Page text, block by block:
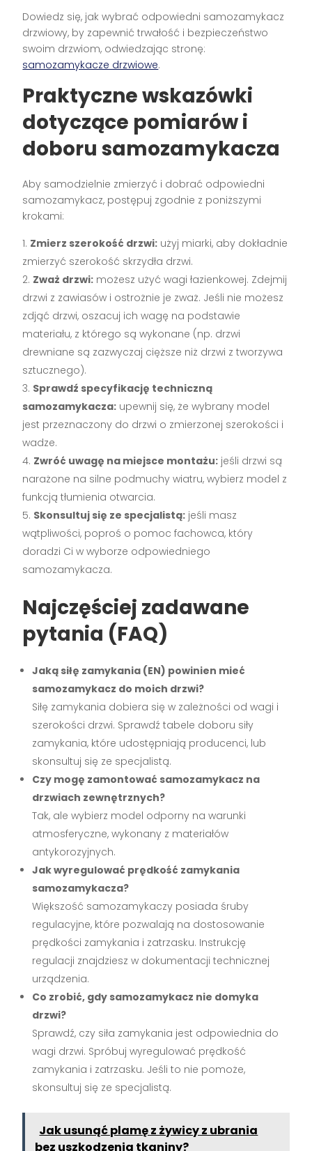
Dowiedz się, jak wybrać odpowiedni samozamykacz
drzwiowy, by zapewnić trwałość i bezpieczeństwo
swoim drzwiom, odwiedzając stronę:
samozamykacze drzwiowe.
Praktyczne wskazówki
dotyczące pomiarów i
doboru samozamykacza
Aby samodzielnie zmierzyć i dobrać odpowiedni
samozamykacz, postępuj zgodnie z poniższymi
krokami:
Zmierz szerokość drzwi: użyj miarki, aby dokładnie
zmierzyć szerokość skrzydła drzwi.
Zważ drzwi: możesz użyć wagi łazienkowej. Zdejmij
drzwi z zawiasów i ostrożnie je zważ. Jeśli nie możesz
zdjąć drzwi, oszacuj ich wagę na podstawie
materiału, z którego są wykonane (np. drzwi
drewniane są zazwyczaj cięższe niż drzwi z tworzywa
sztucznego).
Sprawdź specyfikację techniczną
samozamykacza: upewnij się, że wybrany model
jest przeznaczony do drzwi o zmierzonej szerokości i
wadze.
Zwróć uwagę na miejsce montażu: jeśli drzwi są
narażone na silne podmuchy wiatru, wybierz model z
funkcją tłumienia otwarcia.
Skonsultuj się ze specjalistą: jeśli masz
wątpliwości, poproś o pomoc fachowca, który
doradzi Ci w wyborze odpowiedniego
samozamykacza.
Najczęściej zadawane
pytania (FAQ)
Jaką siłę zamykania (EN) powinien mieć
samozamykacz do moich drzwi?
Siłę zamykania dobiera się w zależności od wagi i
szerokości drzwi. Sprawdź tabele doboru siły
zamykania, które udostępniają producenci, lub
skonsultuj się ze specjalistą.
Czy mogę zamontować samozamykacz na
drzwiach zewnętrznych?
Tak, ale wybierz model odporny na warunki
atmosferyczne, wykonany z materiałów
antykorozyjnych.
Jak wyregulować prędkość zamykania
samozamykacza?
Większość samozamykaczy posiada śruby
regulacyjne, które pozwalają na dostosowanie
prędkości zamykania i zatrzasku. Instrukcję
regulacji znajdziesz w dokumentacji technicznej
urządzenia.
Co zrobić, gdy samozamykacz nie domyka
drzwi?
Sprawdź, czy siła zamykania jest odpowiednia do
wagi drzwi. Spróbuj wyregulować prędkość
zamykania i zatrzasku. Jeśli to nie pomoże,
skonsultuj się ze specjalistą.
Jak usunąć plamę z żywicy z ubrania
bez uszkodzenia tkaniny?